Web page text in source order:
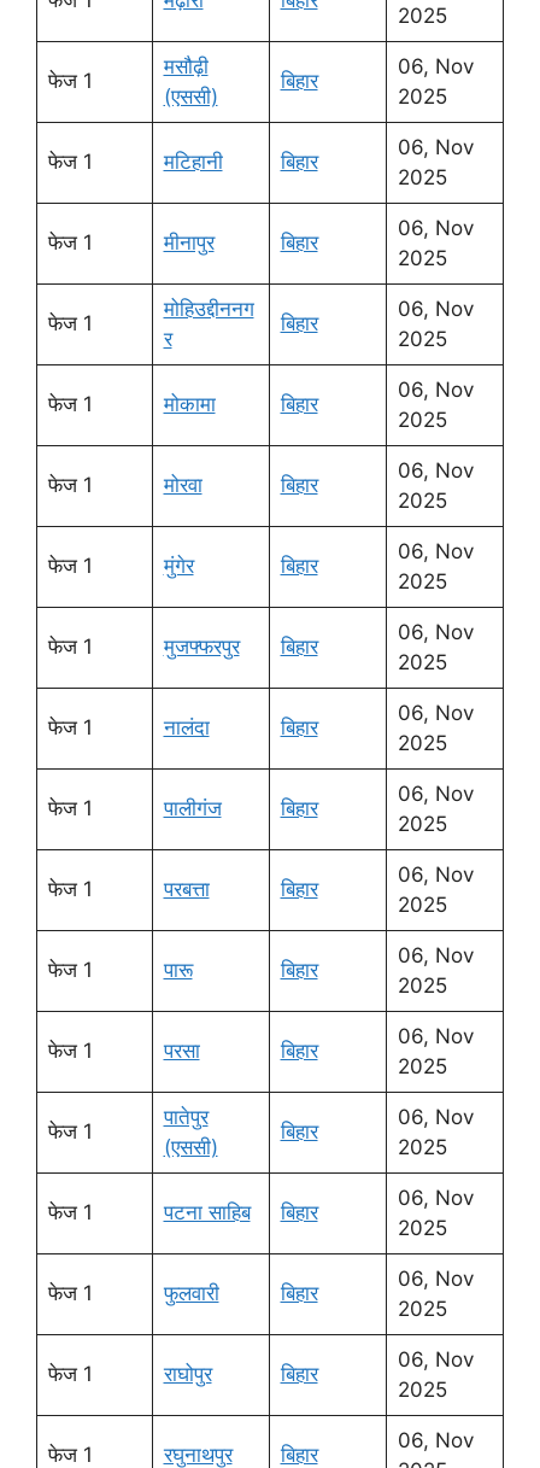
2025
फेज 1
मसौढ़ी
(एससी)
बिहार
06, Nov
2025
फेज 1 मटिहानी बिहार
06, Nov
2025
फेज 1 मीनापुर बिहार
06, Nov
2025
फेज 1
मोहिउद्दीननग
र
बिहार
06, Nov
2025
फेज 1 मोकामा बिहार
06, Nov
2025
फेज 1 मोरवा बिहार
06, Nov
2025
फेज 1 मुंगेर बिहार
06, Nov
2025
फेज 1 मुजफ्फरपुर बिहार
06, Nov
2025
फेज 1 नालंदा बिहार
06, Nov
2025
फेज 1 पालीगंज बिहार
06, Nov
2025
फेज 1 परबत्ता बिहार
06, Nov
2025
फेज 1 पारू बिहार
06, Nov
2025
फेज 1 परसा बिहार
06, Nov
2025
फेज 1
पातेपुर
(एससी)
बिहार
06, Nov
2025
फेज 1 पटना साहिब बिहार
06, Nov
2025
फेज 1 फुलवारी बिहार
06, Nov
2025
फेज 1 राघोपुर बिहार
06, Nov
2025
फेज 1 रघुनाथपुर बिहार
06, Nov